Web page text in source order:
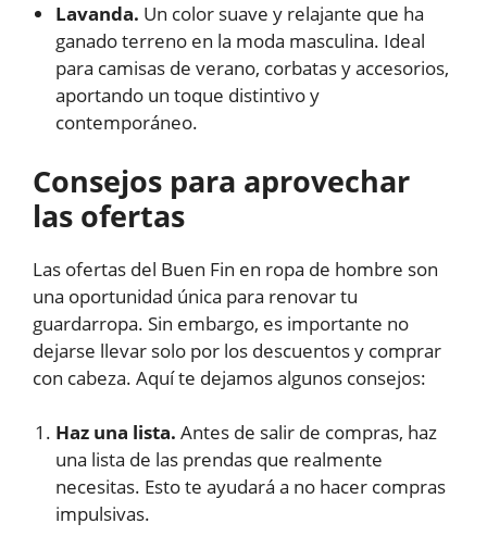
Lavanda. Un color suave y relajante que ha
ganado terreno en la moda masculina. Ideal
para camisas de verano, corbatas y accesorios,
aportando un toque distintivo y
contemporáneo.
Consejos para aprovechar
las ofertas
Las ofertas del Buen Fin en ropa de hombre son
una oportunidad única para renovar tu
guardarropa. Sin embargo, es importante no
dejarse llevar solo por los descuentos y comprar
con cabeza. Aquí te dejamos algunos consejos:
Haz una lista. Antes de salir de compras, haz
una lista de las prendas que realmente
necesitas. Esto te ayudará a no hacer compras
impulsivas.